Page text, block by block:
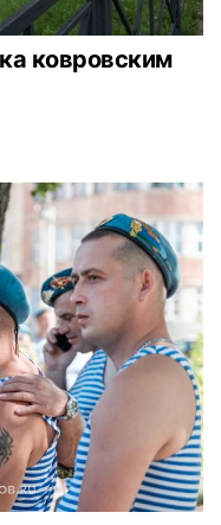
ковровским